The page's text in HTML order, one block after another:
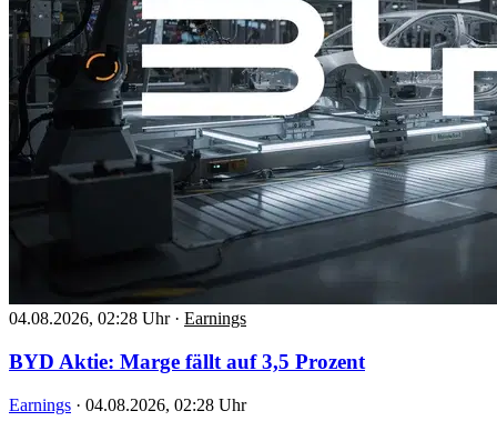
04.08.2026, 02:28 Uhr · Earnings
BYD Aktie: Marge fällt auf 3,5 Prozent
Earnings · 04.08.2026, 02:28 Uhr